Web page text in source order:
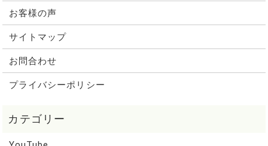
お客様の声
サイトマップ
お問合わせ
プライバシーポリシー